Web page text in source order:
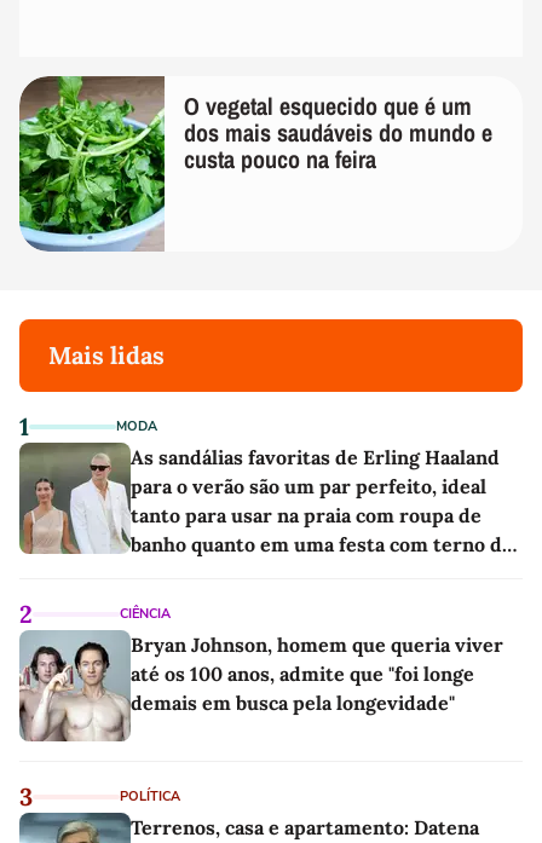
O vegetal esquecido que é um
dos mais saudáveis do mundo e
custa pouco na feira
Mais lidas
1 MODA
As sandálias favoritas de Erling Haaland
para o verão são um par perfeito, ideal
tanto para usar na praia com roupa de
banho quanto em uma festa com terno de
2 CIÊNCIA
Bryan Johnson, homem que queria viver
até os 100 anos, admite que "foi longe
demais em busca pela longevidade"
3 POLÍTICA
Terrenos, casa e apartamento: Datena